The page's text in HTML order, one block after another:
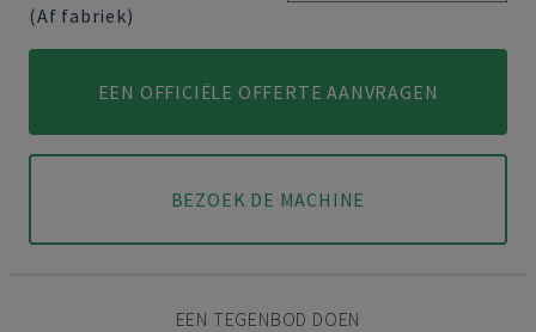
(Af fabriek)
EEN OFFICIËLE OFFERTE AANVRAGEN
BEZOEK DE MACHINE
EEN TEGENBOD DOEN